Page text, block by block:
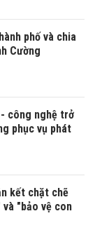
phố và chia
Cường
công nghệ trở
phục vụ phát
kết chặt chẽ
"bảo vệ con